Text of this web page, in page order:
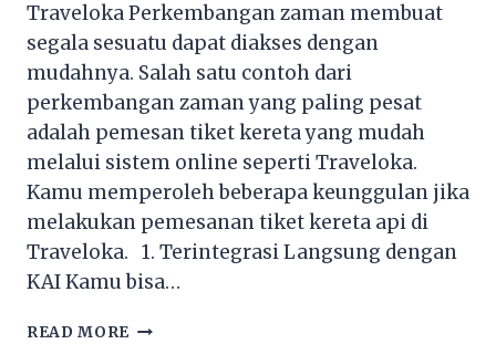
Traveloka Perkembangan zaman membuat
segala sesuatu dapat diakses dengan
mudahnya. Salah satu contoh dari
perkembangan zaman yang paling pesat
adalah pemesan tiket kereta yang mudah
melalui sistem online seperti Traveloka.
Kamu memperoleh beberapa keunggulan jika
melakukan pemesanan tiket kereta api di
Traveloka. 1. Terintegrasi Langsung dengan
KAI Kamu bisa…
READ MORE KEUNGGULAN